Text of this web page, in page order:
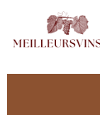
contenu